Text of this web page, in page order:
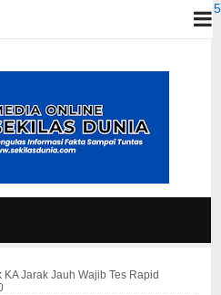
KA Jarak Jauh Wajib Tes Rapid